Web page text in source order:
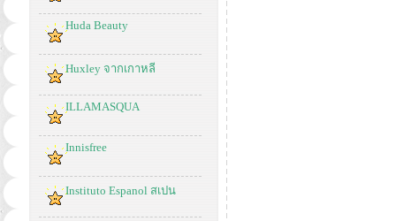
Huda Beauty
Huxley จากเกาหลี
ILLAMASQUA
Innisfree
Instituto Espanol สเปน